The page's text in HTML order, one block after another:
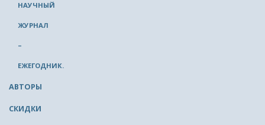
НАУЧНЫЙ
ЖУРНАЛ
–
ЕЖЕГОДНИК.
АВТОРЫ
СКИДКИ